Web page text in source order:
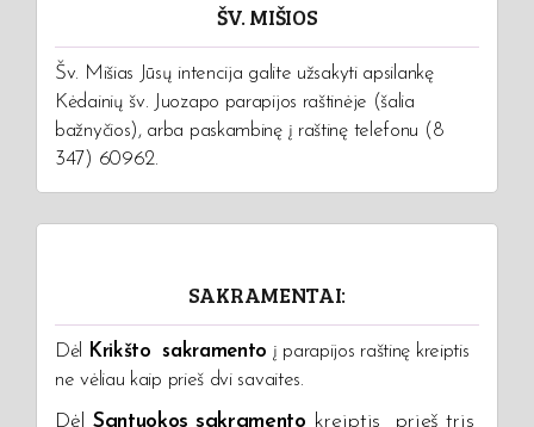
ŠV. MIŠIOS
Šv. Mišias Jūsų intencija galite užsakyti apsilankę
Kėdainių šv. Juozapo parapijos raštinėje (šalia
bažnyčios), arba paskambinę į raštinę telefonu (8
347) 60962.
SAKRAMENTAI:
Dėl Krikšto sakramento į parapijos raštinę kreiptis
ne vėliau kaip prieš dvi savaites.
Dėl Santuokos sakramento kreiptis prieš tris